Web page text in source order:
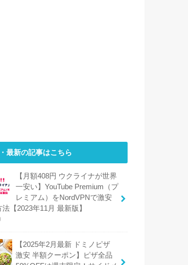
最新の記事はこちら
【月額408円 ウクライナが世界
一安い】YouTube Premium（プ
レミアム）をNordVPNで激安
【2023年11月 最新版】
【2025年2月最新 ドミノピザ
激安 半額クーポン】ピザ全品